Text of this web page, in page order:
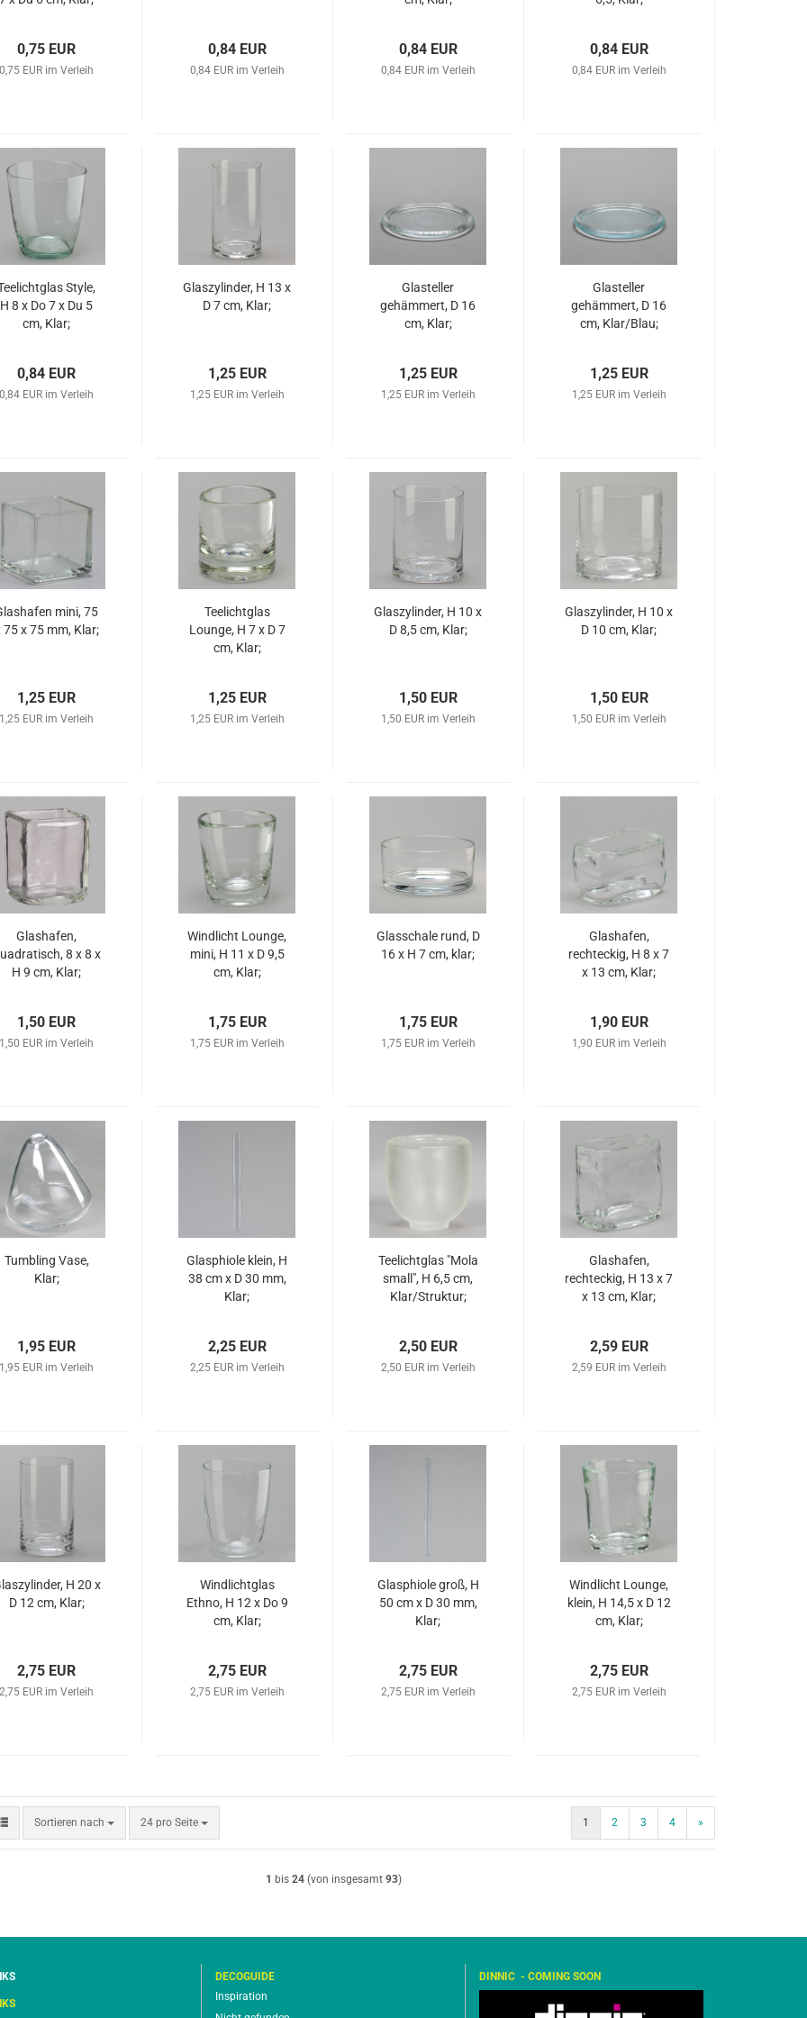
0,75 EUR
0,75 EUR im Verleih
0,84 EUR
0,84 EUR im Verleih
0,84 EUR
0,84 EUR im Verleih
0,84 EUR
0,84 EUR im Verleih
Style,
H 8 x Do 7 x Du 5
cm, Klar;
0,84 EUR
0,84 EUR im Verleih
Glaszylinder, H 13 x
D 7 cm, Klar;
1,25 EUR
1,25 EUR im Verleih
Glasteller
gehämmert, D 16
cm, Klar;
1,25 EUR
1,25 EUR im Verleih
Glasteller
gehämmert, D 16
cm, Klar/Blau;
1,25 EUR
1,25 EUR im Verleih
mini, 75
75 x 75 mm, Klar;
1,25 EUR
1,25 EUR im Verleih
Teelichtglas
Lounge, H 7 x D 7
cm, Klar;
1,25 EUR
1,25 EUR im Verleih
Glaszylinder, H 10 x
D 8,5 cm, Klar;
1,50 EUR
1,50 EUR im Verleih
Glaszylinder, H 10 x
D 10 cm, Klar;
1,50 EUR
1,50 EUR im Verleih
Glashafen,
8 x 8 x
H 9 cm, Klar;
1,50 EUR
1,50 EUR im Verleih
Windlicht Lounge,
mini, H 11 x D 9,5
cm, Klar;
1,75 EUR
1,75 EUR im Verleih
Glasschale rund, D
16 x H 7 cm, klar;
1,75 EUR
1,75 EUR im Verleih
Glashafen,
rechteckig, H 8 x 7
x 13 cm, Klar;
1,90 EUR
1,90 EUR im Verleih
Tumbling Vase,
Klar;
1,95 EUR
1,95 EUR im Verleih
Glasphiole klein, H
38 cm x D 30 mm,
Klar;
2,25 EUR
2,25 EUR im Verleih
Teelichtglas "Mola
small", H 6,5 cm,
Klar/Struktur;
2,50 EUR
2,50 EUR im Verleih
Glashafen,
rechteckig, H 13 x 7
x 13 cm, Klar;
2,59 EUR
2,59 EUR im Verleih
H 20 x
D 12 cm, Klar;
2,75 EUR
2,75 EUR im Verleih
Windlichtglas
Ethno, H 12 x Do 9
cm, Klar;
2,75 EUR
2,75 EUR im Verleih
Glasphiole groß, H
50 cm x D 30 mm,
Klar;
2,75 EUR
2,75 EUR im Verleih
Windlicht Lounge,
klein, H 14,5 x D 12
cm, Klar;
2,75 EUR
2,75 EUR im Verleih
Sortieren nach
Sortieren nach 24 pro Seite
pro Seite 1 2 3 4 »
1 bis 24(von insgesamt 93)
DECOGUIDE
Inspiration
DINNIC - COMING SOON